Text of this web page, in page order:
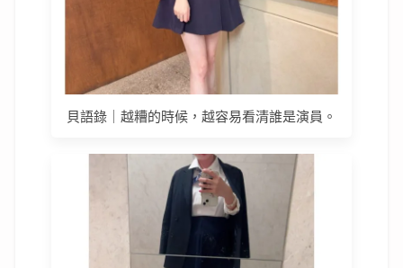
貝語錄｜越糟的時候，越容易看清誰是演員。